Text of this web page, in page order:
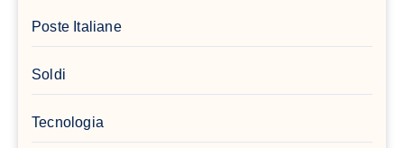
Poste Italiane
Soldi
Tecnologia